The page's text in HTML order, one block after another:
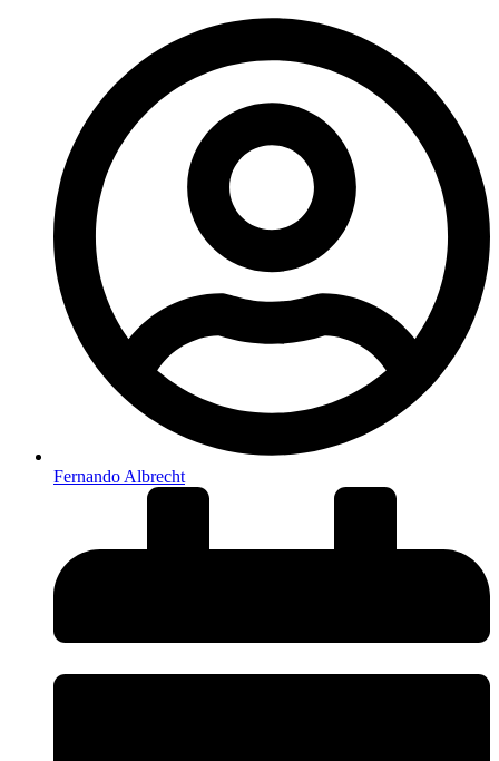
Fernando Albrecht